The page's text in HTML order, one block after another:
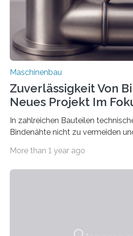
vom 23. bis 25. September in
Maschinenbau
Zuverlässigkeit Von
Neues Projekt Im
In zahlreichen Bauteilen
Bindenähte nicht zu vermeiden
Matrixmaterials eine große
More than 1 year ago